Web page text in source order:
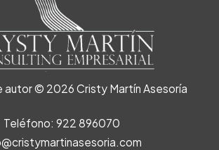
autor © 2026 Cristy Martín Asesoría
Teléfono: 922 896070